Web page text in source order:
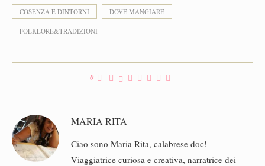
COSENZA E DINTORNI DOVE MANGIARE
FOLKLORE&TRADIZIONI
0
MARIA RITA
Ciao sono Maria Rita, calabrese doc!
Viaggiatrice curiosa e creativa, narratrice dei